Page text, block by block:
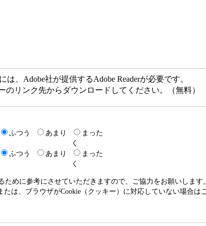
、Adobe社が提供するAdobe Readerが必要です。
のリンク先からダウンロードしてください。（無料）
ふつう あまり
まった
く
ふつう あまり
まった
く
めに参考にさせていただきますので、ご協力をお願いします
は、ブラウザがCookie（クッキー）に対応していない場合は